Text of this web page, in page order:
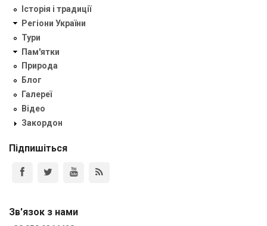
Історія і традиції
Регіони України
Тури
Пам'ятки
Природа
Блог
Галереї
Відео
Закордон
Підпишіться
Зв'язок з нами